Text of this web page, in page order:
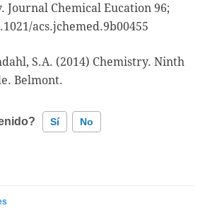
Journal Chemical Eucation 96;
acs.jchemed.9b00455
S.A. (2014) Chemistry. Ninth
Belmont.
Sí No
información incorrecta